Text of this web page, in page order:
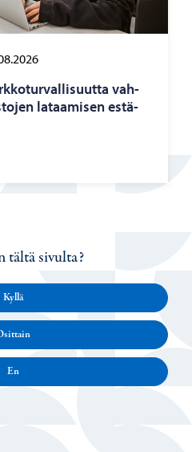
vah­
la­taa­mi­sen es­tä­
tältä sivulta?
Kyllä
En